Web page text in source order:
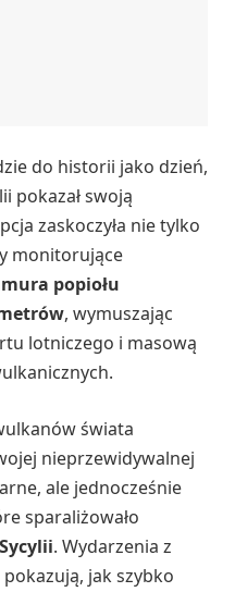
do historii jako dzień,
pokazał swoją
zaskoczyła nie tylko
monitorujące
popiołu
, wymuszając
lotniczego i masową
świata
nieprzewidywalnej
ale jednocześnie
sparaliżowało
. Wydarzenia z
jak szybko